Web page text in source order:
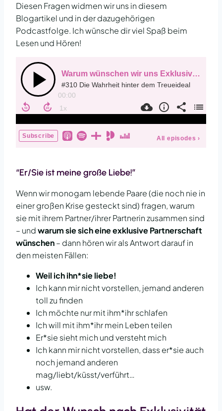
Diesen Fragen widmen wir uns in diesem
Blogartikel und in der dazugehörigen
Podcastfolge. Ich wünsche dir viel Spaß beim
Lesen und Hören!
“Er/Sie ist meine große Liebe!”
Wenn wir monogam lebende Paare (die noch nie in
einer großen Krise gesteckt sind) fragen, warum
sie mit ihrem Partner/ihrer Partnerin zusammen sind
– undwarum sie sich eine exklusive Partnerschaft
wünschen– dann hören wir als Antwort darauf in
den meisten Fällen:
Weil ich ihn*sie liebe!
Ich kann mir nicht vorstellen, jemand anderen
toll zu finden
Ich möchte nur mit ihm*ihr schlafen
Ich will mit ihm*ihr mein Leben teilen
Er*sie sieht mich und versteht mich
Ich kann mir nicht vorstellen, dass er*sie auch
noch jemand anderen
mag/liebt/küsst/verführt…
usw.